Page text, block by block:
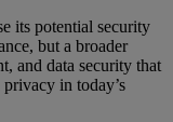
its potential security
but a broader
and data security that
in today’s